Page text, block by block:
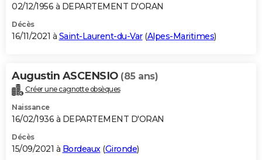
02/12/1956 à DEPARTEMENT D'ORAN
Décès
16/11/2021 à Saint-Laurent-du-Var(Alpes-Maritimes)
Augustin ASCENSIO (85 ans)
Créer une cagnotte obsèques
Naissance
16/02/1936 à DEPARTEMENT D'ORAN
Décès
15/09/2021 à Bordeaux (Gironde)